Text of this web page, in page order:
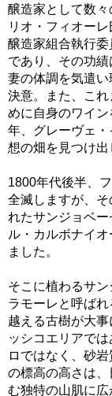
醸造家として数
リオ・フィオー
醸造家組合執行
であり、その功
妻の体調を気遣
決意。また、こ
めに自身のワイ
年、グレーヴェ
想の畑を見つけ出
1800年代後半、
全滅しますが、
れたサンジョベ
ル・カルボナイ
ました。
そこに植わるサ
ラモーレと呼ば
越える古樹が大
ッシコエリアで
ロではなく、砂
の標高の高さは
む独特の山肌に